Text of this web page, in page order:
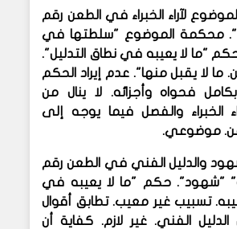
لآراء الخبراء في الطعن رقم
محكمة الموضوع "سلطتها في
حكم "ما لا يعيبه في نطاق التدليل".
لا يقبل منها". عدم إيراد الحكم
فحواه وأجزائه. لا ينال من
الخبراء والفصل فيما يوجه إلى
موضوعي.
والدليل الفني في الطعن رقم
"شهود". حكم "ما لا يعيبه في
تسبيب غير معيب. تطابق أقوال
الفني. غير لازم. كفاية أن